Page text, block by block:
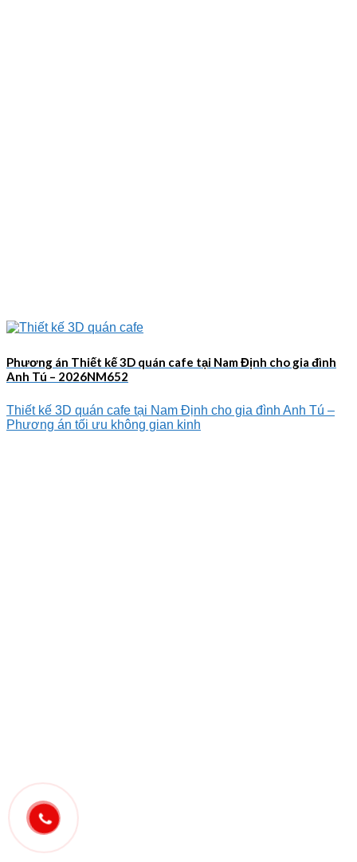
Phương án Thiết kế 3D quán cafe tại Nam Định cho gia đình
Anh Tú – 2026NM652
Thiết kế 3D quán cafe tại Nam Định cho gia đình Anh Tú –
Phương án tối ưu không gian kinh